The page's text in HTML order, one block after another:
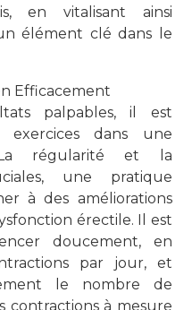
en vitalisant ainsi
élément clé dans le
palpables, il est
exercices dans une
régularité et la
une pratique
à des améliorations
érectile. Il est
doucement, en
par jour, et
le nombre de
contractions à mesure